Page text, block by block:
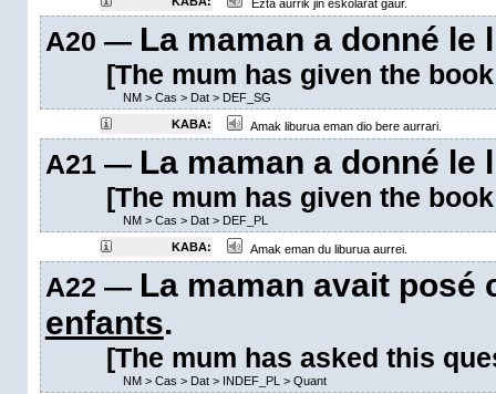
Ezta aurrik jin eskolarat gaur.
A20 — La maman a donné le
[The mum has given the
NM> Cas > Dat> DEF_SG
KABA:
Amak liburua eman dio bere aurrari.
A21 — La maman a donné le
[The mum has given the
NM> Cas > Dat> DEF_PL
KABA:
Amak eman du liburua aurrei.
A22 — La maman avait
enfants.
[The mum has asked this
NM> Cas > Dat> INDEF_PL > Quant